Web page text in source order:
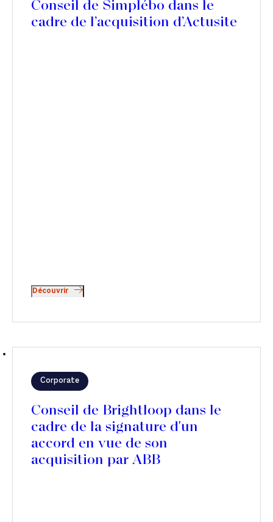
Conseil de Simplébo dans le
cadre de l’acquisition d’Actusite
Découvrir
Corporate
Conseil de Brightloop dans le
cadre de la signature d'un
accord en vue de son
acquisition par ABB